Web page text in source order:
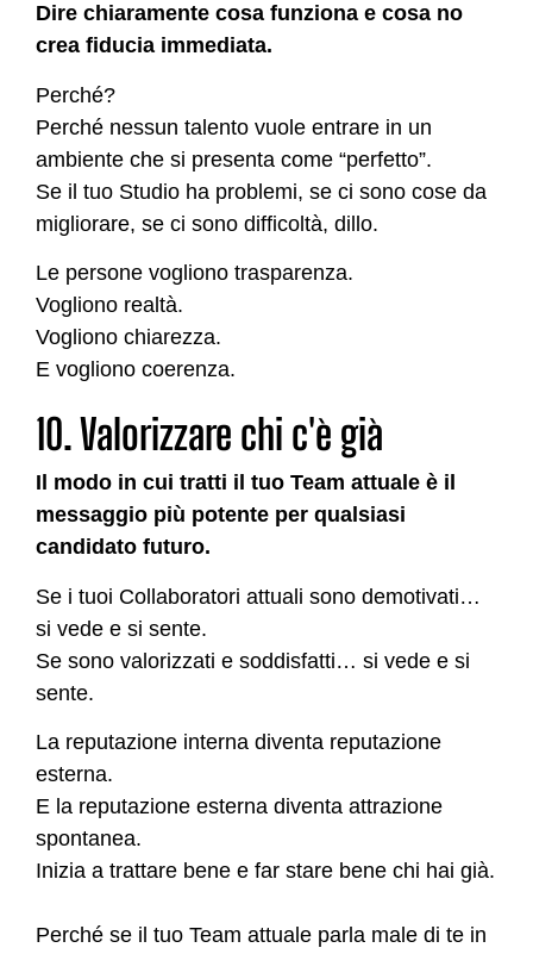
Dire chiaramente cosa funziona e cosa no
crea fiducia immediata.
Perché?
Perché nessun talento vuole entrare in un
ambiente che si presenta come “perfetto”.
Se il tuo Studio ha problemi, se ci sono cose da
migliorare, se ci sono difficoltà, dillo.
Le persone vogliono trasparenza.
Vogliono realtà.
Vogliono chiarezza.
E vogliono coerenza.
10. Valorizzare chi c'è già
Il modo in cui tratti il tuo Team attuale è il
messaggio più potente per qualsiasi
candidato futuro.
Se i tuoi Collaboratori attuali sono demotivati…
si vede e si sente.
Se sono valorizzati e soddisfatti… si vede e si
sente.
La reputazione interna diventa reputazione
esterna.
E la reputazione esterna diventa attrazione
spontanea.
Inizia a trattare bene e far stare bene chi hai già.
Perché se il tuo Team attuale parla male di te in